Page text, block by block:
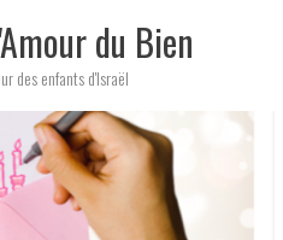
du Bien
des enfants d'Israël